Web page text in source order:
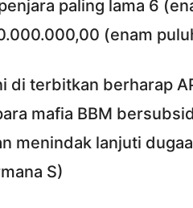
paling lama 6
(enam
di terbitkan berharap
mafia BBM
menindak lanjuti
S)